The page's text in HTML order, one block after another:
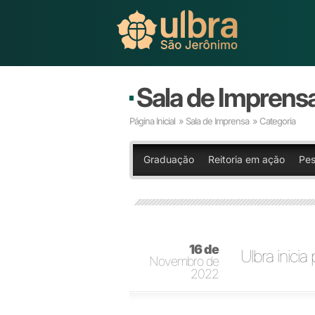
Sala de
Página Inicial » Sala de Imprensa » Categoria
Graduação Reitoria em ação
16 de
Novembro de
2022
Ulbra